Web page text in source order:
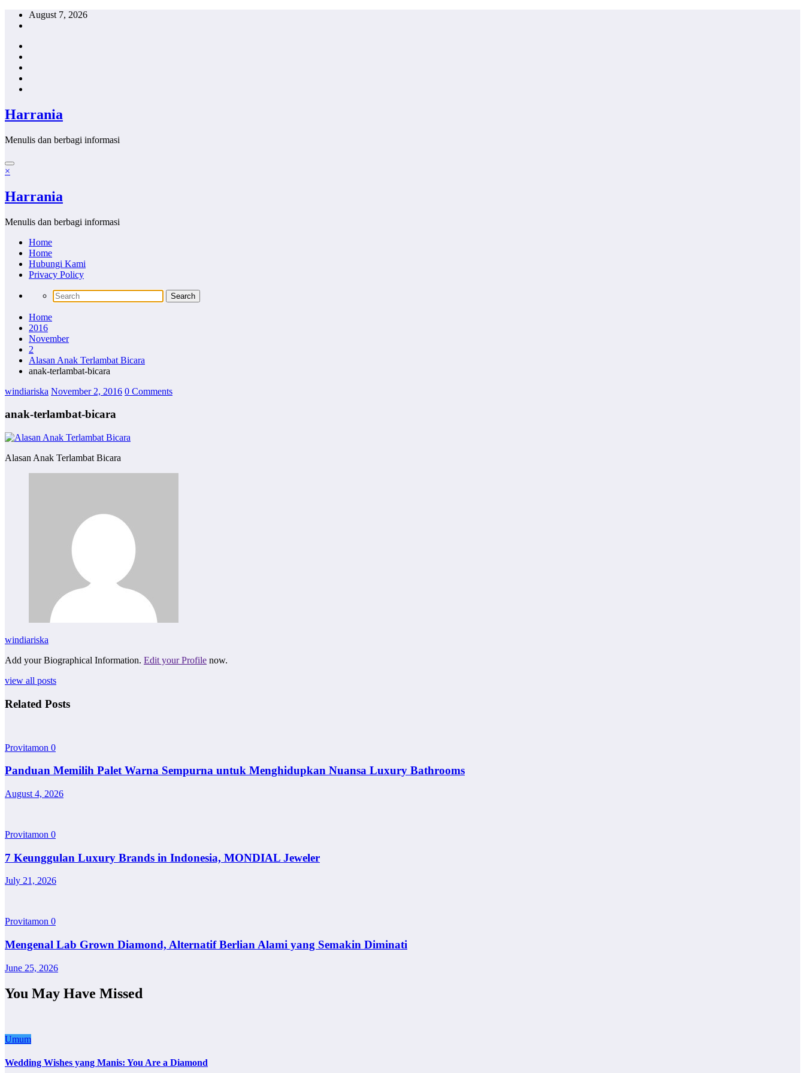
Skip
August 7, 2026
Harrania
Menulis dan berbagi informasi
×
Harrania
Menulis dan berbagi informasi
Home
Home
Hubungi Kami
Privacy Policy
Home
2016
November
2
Alasan Anak Terlambat Bicara
anak-terlambat-bicara
windiariska November 2, 2016 0 Comments
anak-terlambat-bicara
Alasan Anak Terlambat Bicara
windiariska
Add your Biographical Information. Edit your Profile now.
view all posts
Related Posts
Provitamon 0
Panduan Memilih Palet Warna Sempurna untuk Menghidupkan Nuansa Luxury Bathrooms
August 4, 2026
Provitamon 0
7 Keunggulan Luxury Brands in Indonesia, MONDIAL Jeweler
July 21, 2026
Provitamon 0
Mengenal Lab Grown Diamond, Alternatif Berlian Alami yang Semakin Diminati
June 25, 2026
You May Have Missed
Umum
Wedding Wishes yang Manis: You Are a Diamond